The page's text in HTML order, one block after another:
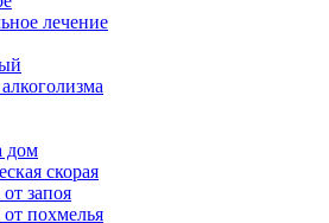
лечение
дом
скорая
запоя
похмелья